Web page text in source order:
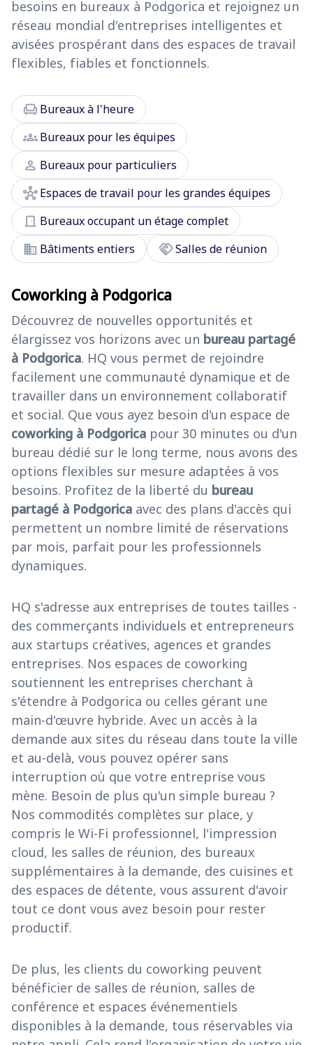
besoins en bureaux à Podgorica et rejoignez un
réseau mondial d'entreprises intelligentes et
avisées prospérant dans des espaces de travail
flexibles, fiables et fonctionnels.
chair Bureaux à l'heure
groupsBureaux pour les équipes
person Bureaux pour particuliers
hubEspaces de travail pour les grandes équipes
door_front Bureaux occupant un étage complet
domain Bâtiments entiers handshakeSalles de réunion
Coworking à Podgorica
Découvrez de nouvelles opportunités et
élargissez vos horizons avec un bureau partagé
à Podgorica. HQ vous permet de rejoindre
facilement une communauté dynamique et de
travailler dans un environnement collaboratif
et social. Que vous ayez besoin d'un espace de
coworking à Podgorica pour 30 minutes ou d'un
bureau dédié sur le long terme, nous avons des
options flexibles sur mesure adaptées à vos
besoins. Profitez de la liberté du bureau
partagé à Podgorica avec des plans d'accès qui
permettent un nombre limité de réservations
par mois, parfait pour les professionnels
dynamiques.
HQ s'adresse aux entreprises de toutes tailles -
des commerçants individuels et entrepreneurs
aux startups créatives, agences et grandes
entreprises. Nos espaces de coworking
soutiennent les entreprises cherchant à
s'étendre à Podgorica ou celles gérant une
main-d'œuvre hybride. Avec un accès à la
demande aux sites du réseau dans toute la ville
et au-delà, vous pouvez opérer sans
interruption où que votre entreprise vous
mène. Besoin de plus qu'un simple bureau ?
Nos commodités complètes sur place, y
compris le Wi-Fi professionnel, l'impression
cloud, les salles de réunion, des bureaux
supplémentaires à la demande, des cuisines et
des espaces de détente, vous assurent d'avoir
tout ce dont vous avez besoin pour rester
productif.
De plus, les clients du coworking peuvent
bénéficier de salles de réunion, salles de
conférence et espaces événementiels
disponibles à la demande, tous réservables via